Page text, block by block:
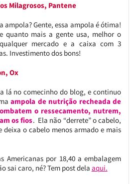
Milagrosos, Pantene
ampola? Gente, essa ampola é ótima!
quanto mais a gente usa, melhor o
mercado e a caixa com 3
Investimento dos bons!
Ox
lá no comecinho do blog, e continuo
ampola de nutrição recheada de
o ressecamento, nutrem,
os fios. Ela não “derrete” o cabelo,
deixa o cabelo menos armado e mais
Americanas por 18,40 a embalagem
sai caro, né? Tem post dela aqui.